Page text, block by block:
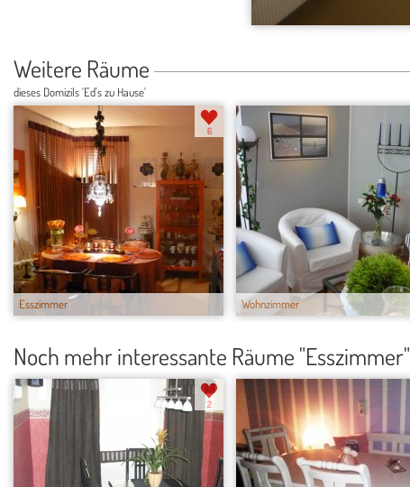
Weitere Räume
dieses Domizils 'Ed's zu Hause'
Esszimmer
6
Wohnzimmer
Noch mehr interessante Räume "Esszimmer"
2